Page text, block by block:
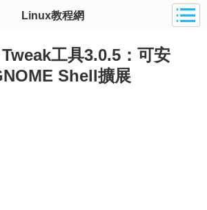
Linux教程網
工具3.0.5：可安
Shell擴展